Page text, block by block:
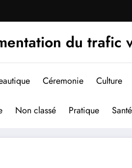
du trafic
Céremonie Culture
Non classé Pratique Santé